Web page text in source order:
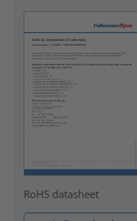
RoHS datasheet